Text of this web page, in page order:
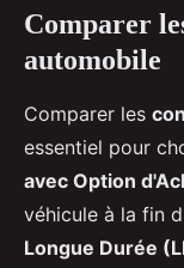
Comparer
automobile
Comparer les
essentiel pour
avec Option
véhicule à la fin
Longue Durée